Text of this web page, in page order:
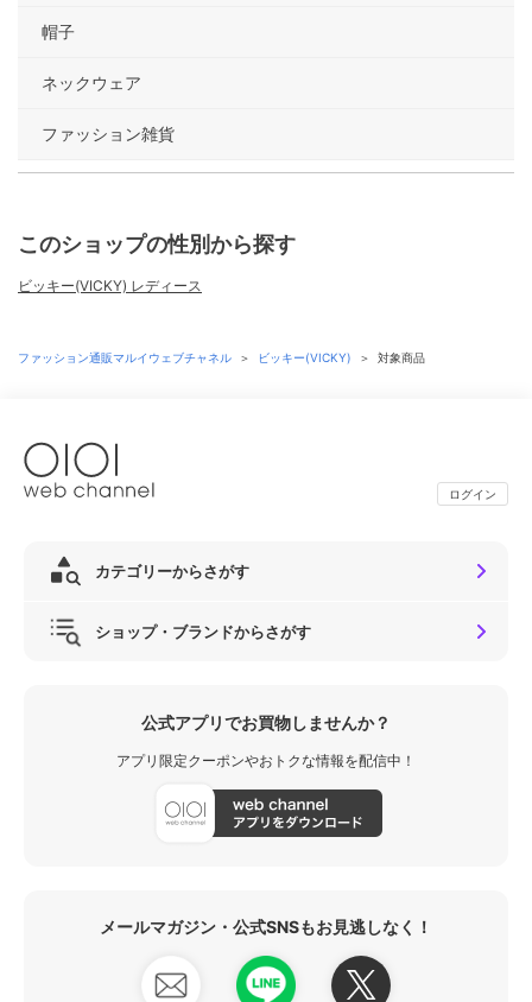
帽子
ネックウェア
ファッション雑貨
このショップの性別から探す
ビッキー(VICKY) レディース
ファッション通販マルイウェブチャネル ＞ ビッキー(VICKY) ＞ 対象商品
ログイン
カテゴリーからさがす
ショップ・ブランドからさがす
公式アプリでお買物しませんか？
アプリ限定クーポンやおトクな情報を配信中！
メールマガジン・公式SNSもお見逃しなく！